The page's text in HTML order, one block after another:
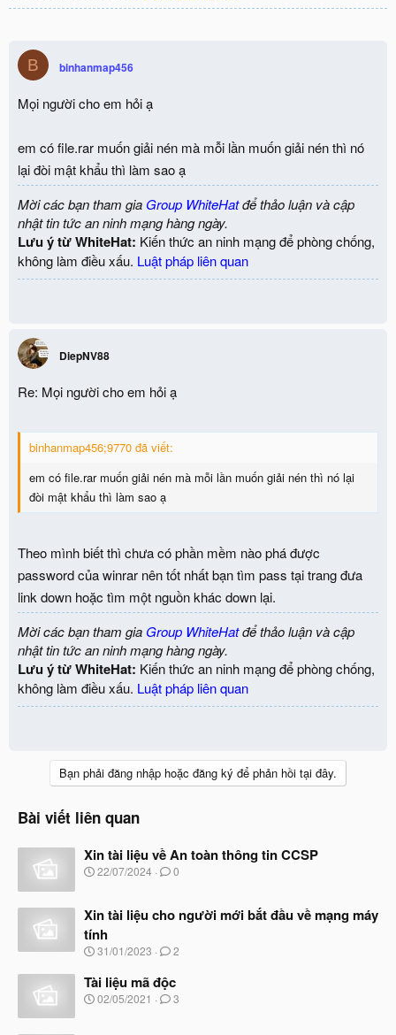
B binhanmap456
Mọi người cho em hỏi ạ
em có file.rar muốn giải nén mà mỗi lần muốn giải nén thì nó
lại đòi mật khẩu thì làm sao ạ
Mời các bạn tham gia Group WhiteHatđể thảo luận và cập
nhật tin tức an ninh mạng hàng ngày.
Lưu ý từ WhiteHat: Kiến thức an ninh mạng để phòng chống,
không làm điều xấu. Luật pháp liên quan
DiepNV88
Re: Mọi người cho em hỏi ạ
binhanmap456;9770 đã viết:
em có file.rar muốn giải nén mà mỗi lần muốn giải nén thì nó lại
đòi mật khẩu thì làm sao ạ
Theo mình biết thì chưa có phần mềm nào phá được
password của winrar nên tốt nhất bạn tìm pass tại trang đưa
link down hoặc tìm một nguồn khác down lại.
Mời các bạn tham gia Group WhiteHatđể thảo luận và cập
nhật tin tức an ninh mạng hàng ngày.
Lưu ý từ WhiteHat: Kiến thức an ninh mạng để phòng chống,
không làm điều xấu. Luật pháp liên quan
Bạn phải đăng nhập hoặc đăng ký để phản hồi tại đây.
Bài viết liên quan
Xin tài liệu về An toàn thông tin CCSP
N
y
b
ắ
t
ầ
u
22/07/2024 0
Xin tài liệu cho người mới bắt đầu về mạng máy
tính
N
à
y
b
31/01/2023 2
Tài liệu mã độc
N
02/05/2021 3